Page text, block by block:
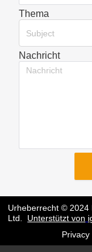
Thema
Subject
Nachricht
Urheberrecht © 2024
Ltd.
Unterstützt von
Privacy